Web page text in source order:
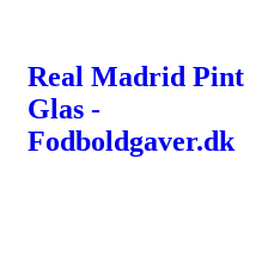
Real Madrid Pint
Glas -
Fodboldgaver.dk